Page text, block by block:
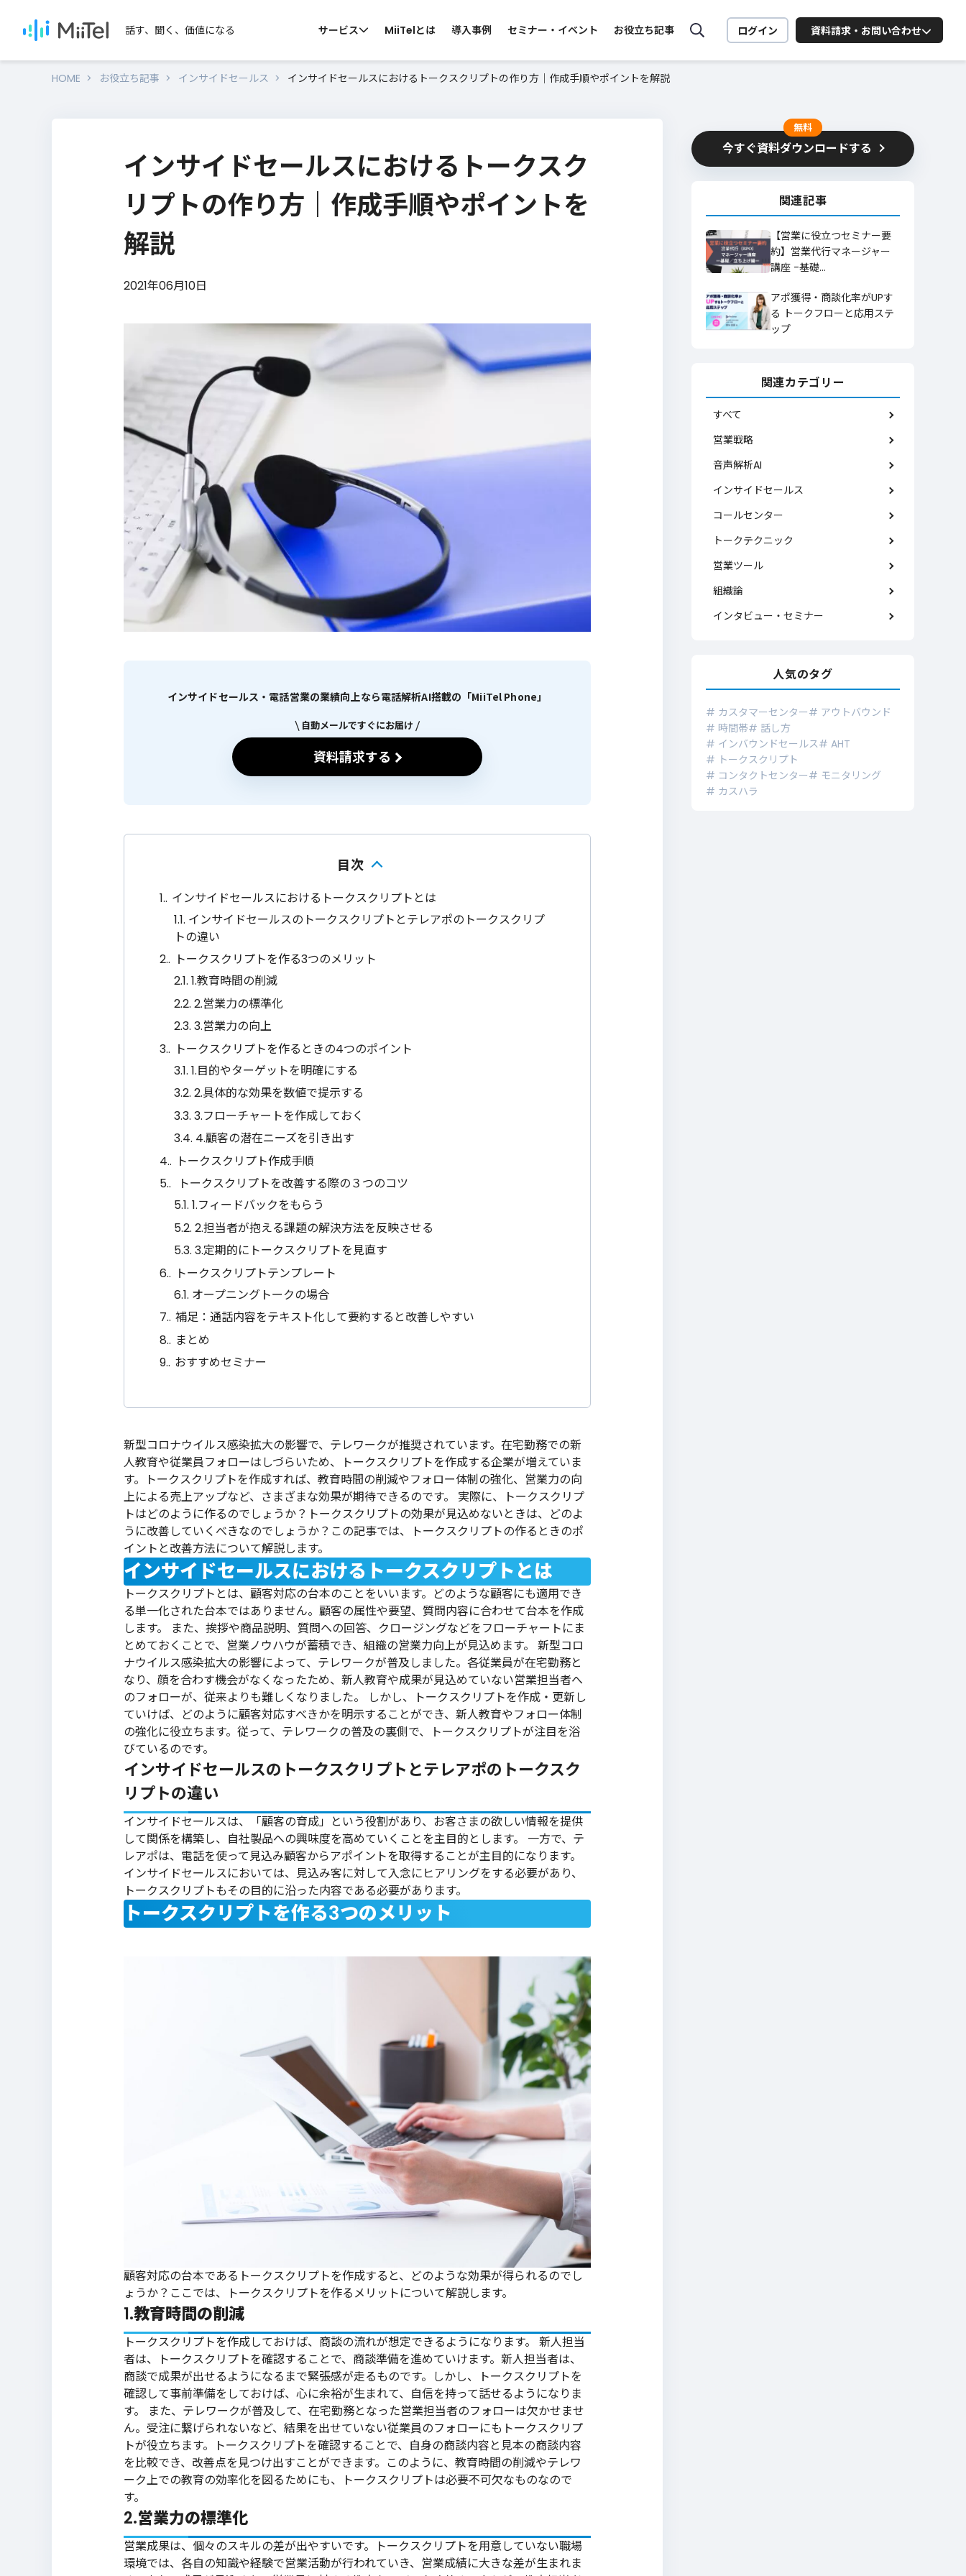
話す、聞く、価値になる サービス
MiiTel Phone
MiiTel Meetings
MiiTel Call Center
MiiTel Incoming
セールス向け
テレアポ・営業電話
コールセンター向け
スーパーバイザー支援
カスタマーサポート向け
お問い合わせ窓口業務
セミナーを配信中
詳細を見る
MiiTelとは 導入事例 セミナー・イベント お役立ち記事 ログイン 資料請求・お問い合わせ
資料をダウンロードいただけます。
お問い合わせはこちら
サービスに関するお問い合わせはこちら
お問い合わせ
HOME お役立ち記事 インサイドセールス インサイドセールスにおけるトークスクリプトの作り方｜作成手順やポイントを解説
インサイドセールスにおけるトークスク
リプトの作り方｜作成手順やポイントを
解説
2021年06月10日
インサイドセールス・電話営業の業績向上なら電話解析AI搭載の「MiiTel Phone」
自動メールですぐにお届け
資料請求する
目次
1. インサイドセールスにおけるトークスクリプトとは
1.1. インサイドセールスのトークスクリプトとテレアポのトークスクリプ
トの違い
2.
トークスクリプトを作る3つのメリット
2.1. 1.教育時間の削減
2.2. 2.営業力の標準化
2.3. 3.営業力の向上
3.
トークスクリプトを作るときの4つのポイント
3.1. 1.目的やターゲットを明確にする
3.2. 2.具体的な効果を数値で提示する
3.3. 3.フローチャートを作成しておく
3.4. 4.顧客の潜在ニーズを引き出す
4.
トークスクリプト作成手順
5.
トークスクリプトを改善する際の３つのコツ
5.1. 1.フィードバックをもらう
5.2. 2.担当者が抱える課題の解決方法を反映させる
5.3. 3.定期的にトークスクリプトを見直す
6.
トークスクリプトテンプレート
6.1. オープニングトークの場合
7. 補足：通話内容をテキスト化して要約すると改善しやすい
8. まとめ
9. おすすめセミナー
新型コロナウイルス感染拡大の影響で、テレワークが推奨されています。在宅勤務での新
人教育や従業員フォローはしづらいため、トークスクリプトを作成する企業が増えていま
す。トークスクリプトを作成すれば、教育時間の削減やフォロー体制の強化、営業力の向
上による売上アップなど、さまざまな効果が期待できるのです。
実際に、トークスクリプ
トはどのように作るのでしょうか？トークスクリプトの効果が見込めないときは、どのよ
うに改善していくべきなのでしょうか？この記事では、トークスクリプトの作るときのポ
イントと改善方法について解説します。
インサイドセールスにおけるトークスクリプトとは
トークスクリプトとは、顧客対応の台本のことをいいます。どのような顧客にも適用でき
る単一化された台本ではありません。顧客の属性や要望、質問内容に合わせて台本を作成
します。
また、挨拶や商品説明、質問への回答、クロージングなどをフローチャートにま
とめておくことで、営業ノウハウが蓄積でき、組織の営業力向上が見込めます。
新型コロ
ナウイルス感染拡大の影響によって、テレワークが普及しました。各従業員が在宅勤務と
なり、顔を合わす機会がなくなったため、新人教育や成果が見込めていない営業担当者へ
のフォローが、従来よりも難しくなりました。
しかし、トークスクリプトを作成・更新し
ていけば、どのように顧客対応すべきかを明示することができ、新人教育やフォロー体制
の強化に役立ちます。従って、テレワークの普及の裏側で、トークスクリプトが注目を浴
びているのです。
インサイドセールスのトークスクリプトとテレアポのトークスク
リプトの違い
インサイドセールスは、「顧客の育成」という役割があり、お客さまの欲しい情報を提供
して関係を構築し、自社製品への興味度を高めていくことを主目的とします。 一方で、テ
レアポは、電話を使って見込み顧客からアポイントを取得することが主目的になります。
インサイドセールスにおいては、見込み客に対して入念にヒアリングをする必要があり、
トークスクリプトもその目的に沿った内容である必要があります。
トークスクリプトを作る3つのメリット
顧客対応の台本であるトークスクリプトを作成すると、どのような効果が得られるのでし
ょうか？ここでは、トークスクリプトを作るメリットについて解説します。
1.教育時間の削減
トークスクリプトを作成しておけば、商談の流れが想定できるようになります。
新人担当
者は、トークスクリプトを確認することで、商談準備を進めていけます。新人担当者は、
商談で成果が出せるようになるまで緊張感が走るものです。しかし、トークスクリプトを
確認して事前準備をしておけば、心に余裕が生まれて、自信を持って話せるようになりま
す。
また、テレワークが普及して、在宅勤務となった営業担当者のフォローは欠かせませ
ん。受注に繋げられないなど、結果を出せていない従業員のフォローにもトークスクリプ
トが役立ちます。トークスクリプトを確認することで、自身の商談内容と見本の商談内容
を比較でき、改善点を見つけ出すことができます。このように、教育時間の削減やテレワ
ーク上での教育の効率化を図るためにも、トークスクリプトは必要不可欠なものなので
す。
2.営業力の標準化
営業成果は、個々のスキルの差が出やすいです。トークスクリプトを用意していない職場
環境では、各自の知識や経験で営業活動が行われていき、営業成績に大きな差が生まれま
無料
今すぐ資料ダウンロードする
関連記事
【営業に役立つセミナー要
約】営業代行マネージャー
講座 -基礎…
アポ獲得・商談化率がUPす
る トークフローと応用ステ
ップ
関連カテゴリー
すべて
営業戦略
音声解析AI
インサイドセールス
コールセンター
トークテクニック
営業ツール
組織論
インタビュー・セミナー
人気のタグ
# カスタマーセンター# アウトバウンド
# 時間帯# 話し方
# インバウンドセールス# AHT
# トークスクリプト
# コンタクトセンター# モニタリング
# カスハラ